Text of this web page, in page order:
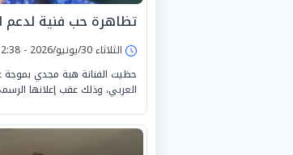
تظاهرة حب فنية لدعم
الثلاثاء 30/يونيو/2026 - 12:38 ص
حظيت الفنانة هبة مجدي
العربي، وذلك عقب إعلانها